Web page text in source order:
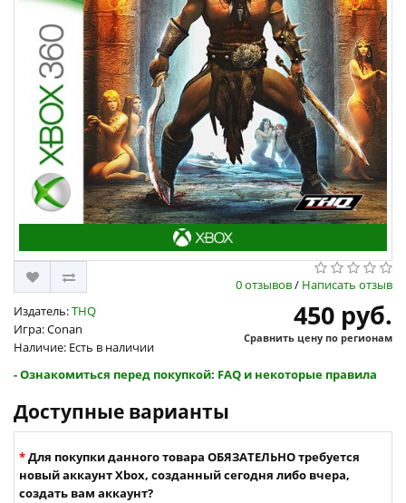
0 отзывов/ Написать отзыв
Издатель:THQ
Игра: Conan
Наличие: Есть в наличии
450 руб.
Сравнить цену по регионам
- Ознакомиться перед покупкой: FAQ и некоторые правила
Доступные варианты
Для покупки данного товара ОБЯЗАТЕЛЬНО требуется
новый аккаунт Xbox, созданный сегодня либо вчера,
создать вам аккаунт?